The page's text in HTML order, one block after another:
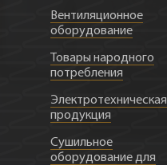
Вентиляционное
оборудование
Товары народного
потребления
Электротехническая
продукция
Сушильное
оборудование для